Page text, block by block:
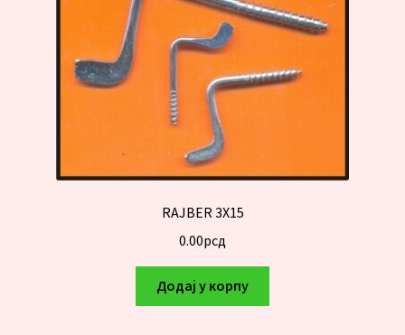
RAJBER 3X15
0.00рсд
Додај у корпу